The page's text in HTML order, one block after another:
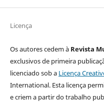
Licença
Os autores cedem à Revista
exclusivos de primeira
licenciado sob a Licença
International. Esta licença
e criem a partir do trabalho